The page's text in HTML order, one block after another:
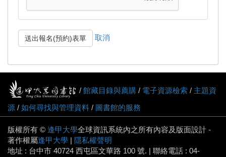
送出報名(預約)表單 取消
/ 館藏目錄與薦購 / 電子資源檢索 / 主題資
源 / 如何尋找與管理資料 / 圖書館的服務
版權所有 © 逢甲大學全球資訊系統內之所有內容及版面設計 -
著作權屬逢甲大學 | 隱私權聲明
地址 : 台中市 40724 西屯區文華路 100 號. | 聯絡電話 : 04-